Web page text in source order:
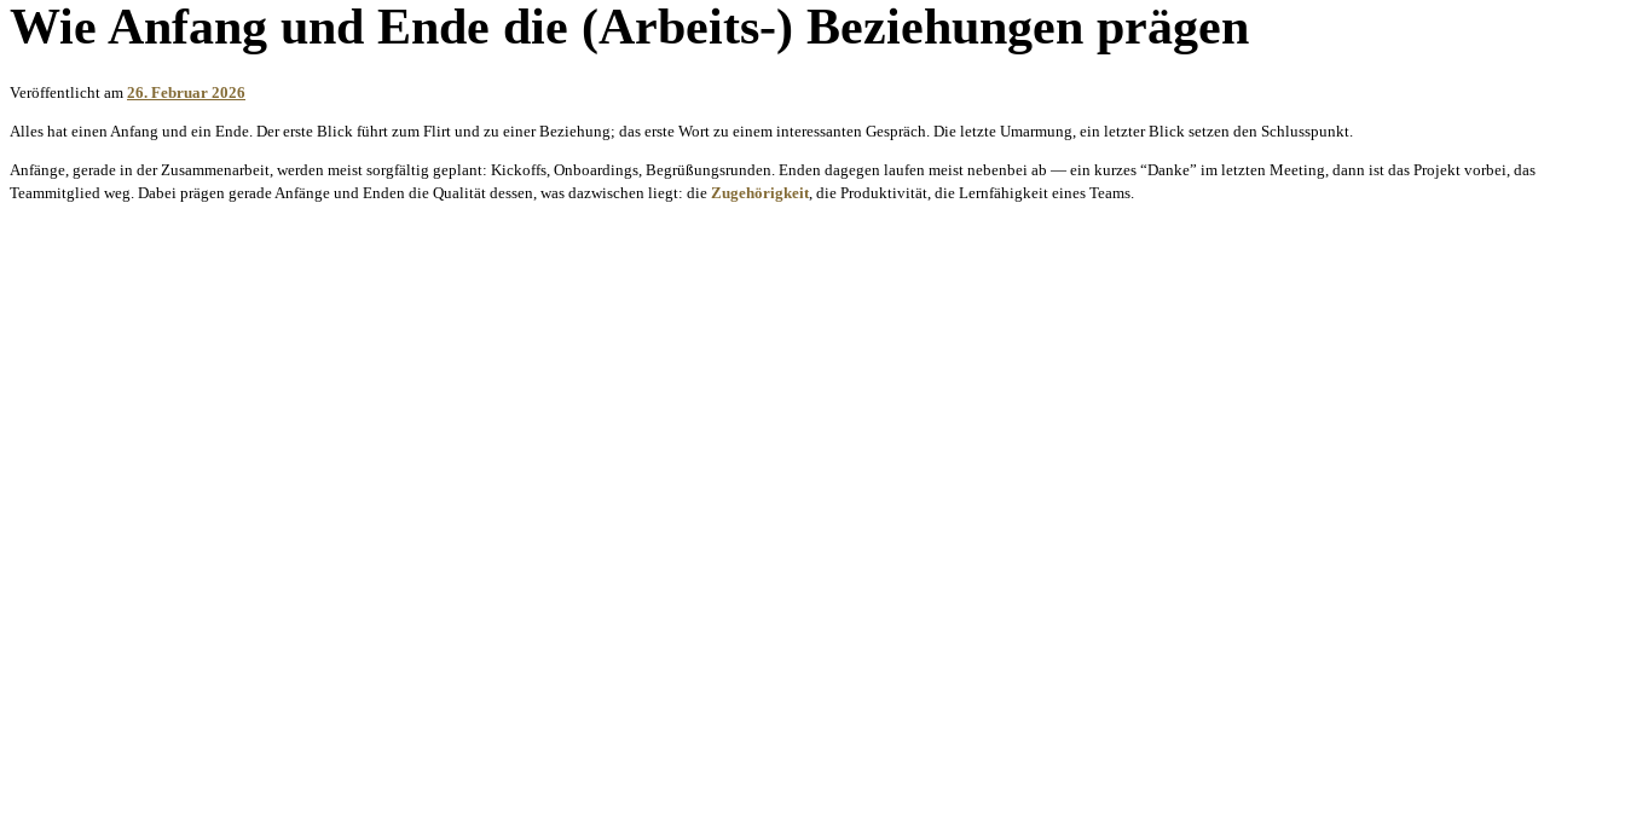
Wie Anfang und Ende die (Arbeits-) Beziehungen prägen
Veröffentlicht am 26. Februar 2026
Alles hat einen Anfang und ein Ende. Der erste Blick führt zum Flirt und zu einer Beziehung; das erste Wort zu einem interessanten Gespräch. Die letzte Umarmung, ein letzter Blick setzen den Schlusspunkt.
Anfänge, gerade in der Zusammenarbeit, werden meist sorgfältig geplant: Kickoffs, Onboardings, Begrüßungsrunden. Enden dagegen laufen meist nebenbei ab — ein kurzes “Danke” im letzten Meeting, dann ist das Projekt vorbei, das
Teammitglied weg. Dabei prägen gerade Anfänge und Enden die Qualität dessen, was dazwischen liegt: die Zugehörigkeit, die Produktivität, die Lernfähigkeit eines Teams.